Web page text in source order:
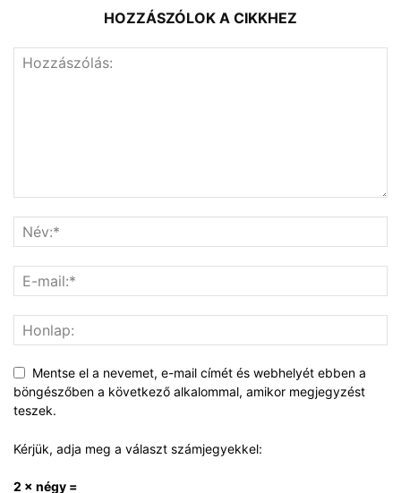
HOZZÁSZÓLOK A CIKKHEZ
Mentse el a nevemet, e-mail címét és webhelyét ebben a
böngészőben a következő alkalommal, amikor megjegyzést
teszek.
Kérjük, adja meg a választ számjegyekkel:
2 × négy =